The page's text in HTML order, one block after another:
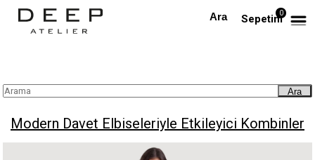
Sepetim0
Anasayfa Blog Modern Davet Elbiseleriyle Etkileyici Kombinler
Ara
Modern Davet Elbiseleriyle Etkileyici Kombinler